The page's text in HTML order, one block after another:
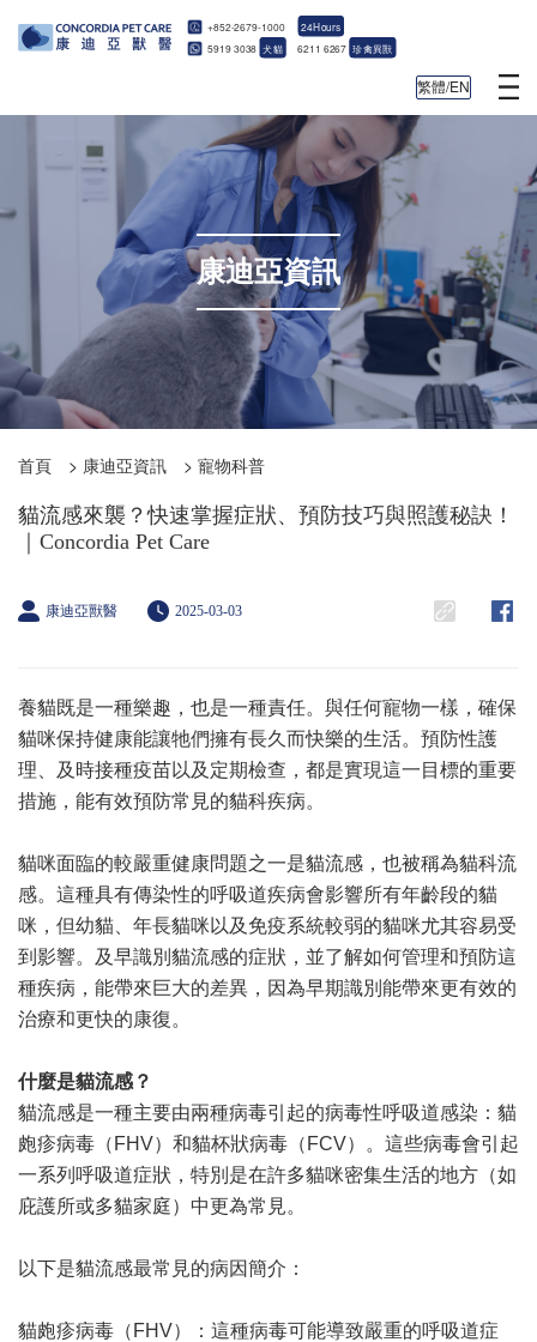
+852-2679-1000 24Hours
5919 3038 犬貓 6211 6267 珍禽異獸
繁體/EN
康迪亞資訊
首頁 > 康迪亞資訊 > 寵物科普
貓流感來襲？快速掌握症狀、預防技巧與照護秘訣！
｜Concordia Pet Care
康迪亞獸醫 2025-03-03
養貓既是一種樂趣，也是一種責任。與任何寵物一樣，確保
貓咪保持健康能讓牠們擁有長久而快樂的生活。預防性護
理、及時接種疫苗以及定期檢查，都是實現這一目標的重要
措施，能有效預防常見的貓科疾病。
貓咪面臨的較嚴重健康問題之一是貓流感，也被稱為貓科流
感。這種具有傳染性的呼吸道疾病會影響所有年齡段的貓
咪，但幼貓、年長貓咪以及免疫系統較弱的貓咪尤其容易受
到影響。及早識別貓流感的症狀，並了解如何管理和預防這
種疾病，能帶來巨大的差異，因為早期識別能帶來更有效的
治療和更快的康復。
什麼是貓流感？
貓流感是一種主要由兩種病毒引起的病毒性呼吸道感染：貓
皰疹病毒（ FHV）和貓杯狀病毒（ FCV）。這些病毒會引起
一系列呼吸道症狀，特別是在許多貓咪密集生活的地方（如
庇護所或多貓家庭）中更為常見。
以下是貓流感最常見的病因簡介：
貓皰疹病毒（ FHV）：這種病毒可能導致嚴重的呼吸道症